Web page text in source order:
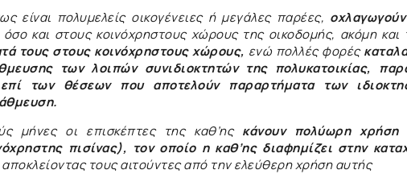
είναι πολυμελείς οικογένειες ή μεγάλες παρέες, οχλαγωγούν
και στους κοινόχρηστους χώρους της οικοδομής, ακόμη και
τους στους κοινόχρηστους χώρους, ενώ πολλές φορές
των λοιπών συνιδιοκτητών της πολυκατοικίας,
επί των θέσεων που αποτελούν παραρτήματα των
μήνες οι επισκέπτες της καθ’ης κάνουν πολύωρη χρήση
πισίνας), τον οποίο η καθ’ης διαφημίζει στην
τους αιτούντες από την ελεύθερη χρήση αυτής